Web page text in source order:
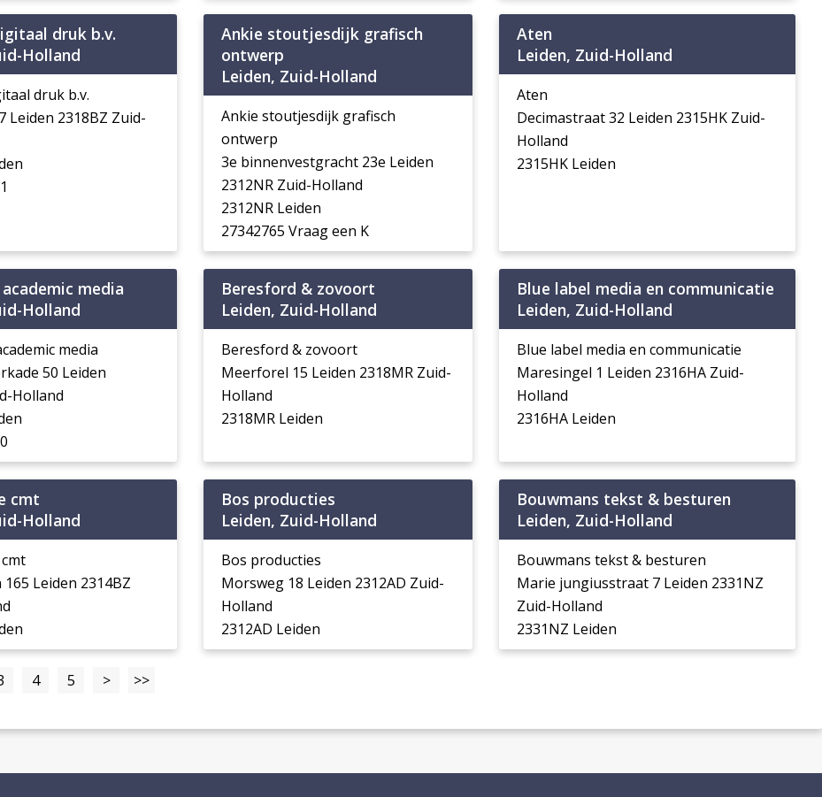
druk b.v.
Holland
druk b.v.
Leiden 2318BZ Zuid-
Ankie stoutjesdijk grafisch
ontwerp
Leiden, Zuid-Holland
Ankie stoutjesdijk grafisch
ontwerp
3e binnenvestgracht 23e Leiden
2312NR Zuid-Holland
2312NR Leiden
27342765 Vraag een K
Aten
Leiden, Zuid-Holland
Aten
Decimastraat 32 Leiden 2315HK Zuid-
Holland
2315HK Leiden
media
Holland
media
50 Leiden
Holland
Beresford & zovoort
Leiden, Zuid-Holland
Beresford & zovoort
Meerforel 15 Leiden 2318MR Zuid-
Holland
2318MR Leiden
Blue label media en communicatie
Leiden, Zuid-Holland
Blue label media en communicatie
Maresingel 1 Leiden 2316HA Zuid-
Holland
2316HA Leiden
cmt
Holland
Leiden 2314BZ
Bos producties
Leiden, Zuid-Holland
Bos producties
Morsweg 18 Leiden 2312AD Zuid-
Holland
2312AD Leiden
Bouwmans tekst & besturen
Leiden, Zuid-Holland
Bouwmans tekst & besturen
Marie jungiusstraat 7 Leiden 2331NZ
Zuid-Holland
2331NZ Leiden
4 5 > >>